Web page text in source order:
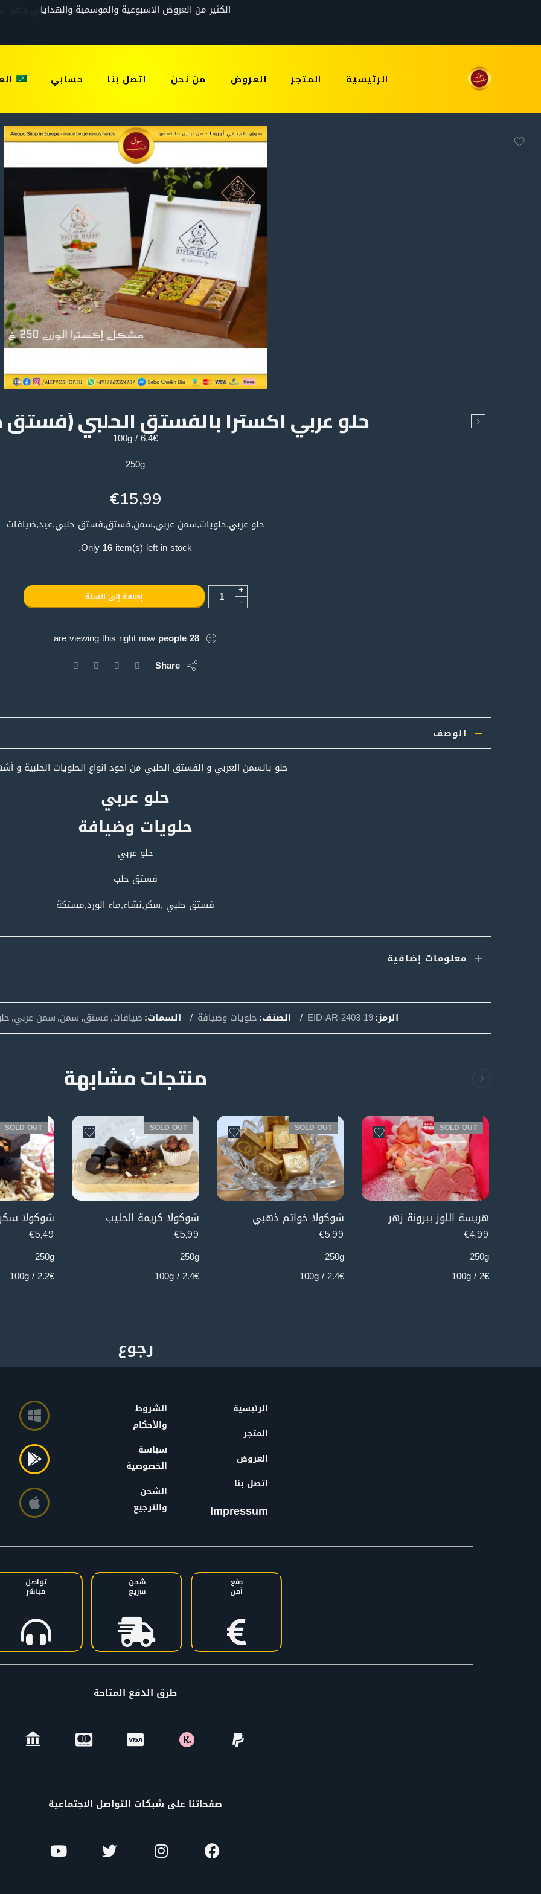
الرئيسية المتجر العروض من نحن اتصل بنا حسابي
حلو عربي اكسترا بالفستق الحلبي (فستق حلب
6.4€ / 100g
250g
€15,99
حلو عربي,حلويات,سمن عربي,سمن,فستق,فستق حلبي,عيد,ضيافات
Only 16 item(s) left in stock.
+
- إضافة إلى السلة
28
people
are viewing this right now
Share
الوصف
حلو بالسمن العربي و الفستق الحلبي من اجود انواع الحلويات الحلبية و
حلو عربي
حلويات وضيافة
حلو عربي
فستق حلب
فستق حلبي ,سكر,نشاء,ماء الورد,مستكة
معلومات إضافية
الرمز:EID-AR-2403-19 الصنف:حلويات وضيافة السمات:ضيافات,فستق,سمن,سمن عربي,
منتجات مشابهة
SOLD OUT
هريسة اللوز ببرونة زهر
€4,99
250g
2€ / 100g
SOLD OUT
شوكولا خواتم ذهبي
€5,99
250g
2.4€ / 100g
SOLD OUT
شوكولا كريمة الحليب
€5,99
250g
2.4€ / 100g
SOLD OUT
شوكولا
€5,49
250g
2.2€ / 100g
الرئيسية
المتجر
العروض
اتصل بنا
Impressum
الشروط
والأحكام
سياسة
الخصوصية
الشحن
والترجيع
دفع
آمن
شحن
سريع
تواصل
مباشر
طرق الدفع المتاحة
صفحاتنا على شبكات التواصل الاجتماعية